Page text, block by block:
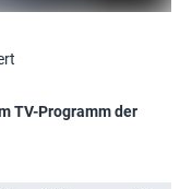
TV-Programm der